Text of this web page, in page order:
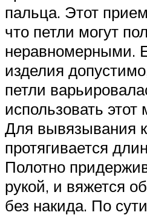
пальца. Этот
что петли могут
неравномерными.
изделия
петли
использовать
Для вывязывания
протягивается
Полотно
рукой, и вяжется
без накида. По